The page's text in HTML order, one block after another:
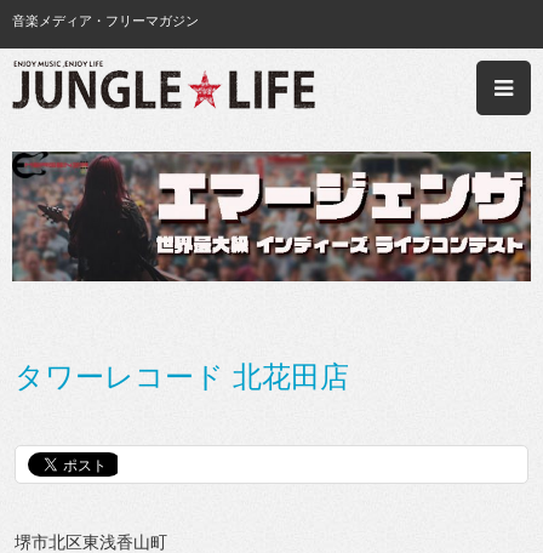
音楽メディア・フリーマガジン
タワーレコード 北花田店
堺市北区東浅香山町